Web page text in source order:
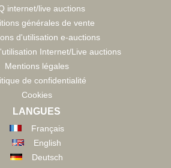
internet/live auctions
générales de vente
d'utilisation e-auctions
Internet/Live auctions
Mentions légales
de confidentialité
Cookies
LANGUES
Français
English
Deutsch